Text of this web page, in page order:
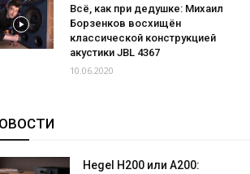
Всё, как при дедушке: Михаил
Борзенков восхищён
классической конструкцией
акустики JBL 4367
10.06.2020
Hegel H200 или A200: